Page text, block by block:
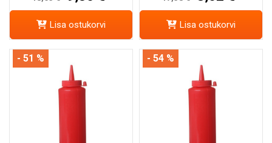
Lisa ostukorvi Lisa ostukorvi
- 51 % - 54 %